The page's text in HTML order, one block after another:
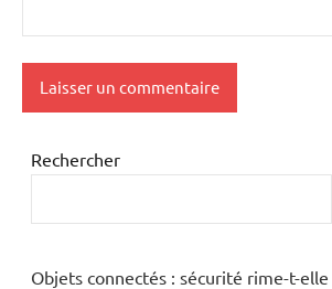
Rechercher
Objets connectés : sécurité rime-t-